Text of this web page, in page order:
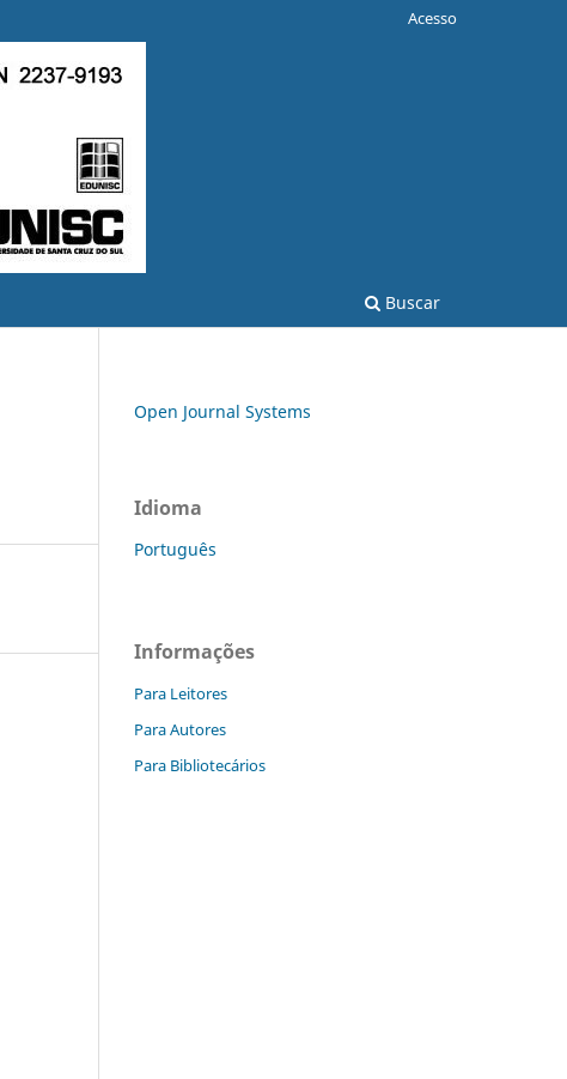
Buscar
Acesso
Open Journal Systems
Idioma
Português
Informações
Para Leitores
Para Autores
Para Bibliotecários